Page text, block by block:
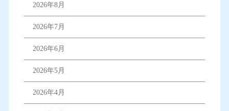
2026年8月
2026年7月
2026年6月
2026年5月
2026年4月